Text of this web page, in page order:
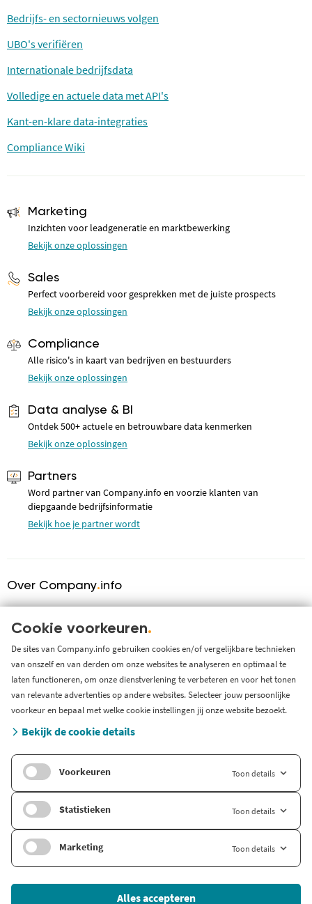
Bedrijfs- en sectornieuws volgen
UBO's verifiëren
Internationale bedrijfsdata
Volledige en actuele data met API's
Kant-en-klare data-integraties
Compliance Wiki
Marketing
Inzichten voor leadgeneratie en marktbewerking
Bekijk onze oplossingen
Sales
Perfect voorbereid voor gesprekken met de juiste prospects
Bekijk onze oplossingen
Compliance
Alle risico's in kaart van bedrijven en bestuurders
Bekijk onze oplossingen
Data analyse & BI
Ontdek 500+ actuele en betrouwbare data kenmerken
Bekijk onze oplossingen
Partners
Word partner van Company.info en voorzie klanten van
diepgaande bedrijfsinformatie
Bekijk hoe je partner wordt
Over Company.info
Over ons
KVK serviceprovider
Werken bij Company.info
Blog
Support
Systeem status en storingen
Zoek branche-informatie
Internationaal
Company.info Deutschland
Company.info English
© 2026 Company Info
Cookie voorkeuren.
De sites van Company.info gebruiken cookies en/of vergelijkbare technieken
van onszelf en van derden om onze websites te analyseren en optimaal te
laten functioneren, om onze dienstverlening te verbeteren en voor het tonen
van relevante advertenties op andere websites. Selecteer jouw persoonlijke
voorkeur en bepaal met welke cookie instellingen jij onze website bezoekt.
Bekijk de cookie details
Voorkeuren Toon details
Statistieken Toon details
Marketing Toon details
Alles accepteren